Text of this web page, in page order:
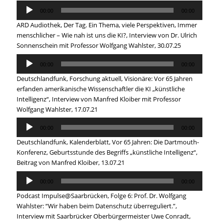
Audio
Player
00:00 00:00
ARD Audiothek, Der Tag. Ein Thema, viele Perspektiven, Immer
menschlicher – Wie nah ist uns die KI?, Interview von Dr. Ulrich
Sonnenschein mit Professor Wolfgang Wahlster, 30.07.25
Audio
Player
00:00 00:00
Deutschlandfunk, Forschung aktuell, Visionäre: Vor 65 Jahren
erfanden amerikanische Wissenschaftler die KI „künstliche
Intelligenz“, Interview von Manfred Kloiber mit Professor
Wolfgang Wahlster, 17.07.21
Audio
Player
00:00 00:00
Deutschlandfunk, Kalenderblatt, Vor 65 Jahren: Die Dartmouth-
Konferenz, Geburtsstunde des Begriffs „künstliche Intelligenz“,
Beitrag von Manfred Kloiber, 13.07.21
Audio
Player
00:00 00:00
Podcast Impulse@Saarbrücken, Folge 6: Prof. Dr. Wolfgang
Wahlster: “Wir haben beim Datenschutz überreguliert.”,
Interview mit Saarbrücker Oberbürgermeister Uwe Conradt,